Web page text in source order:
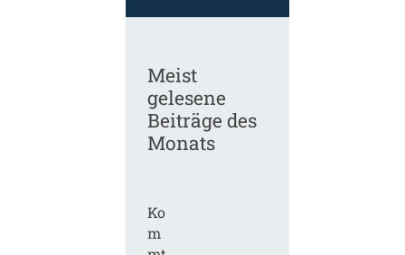
Meist
gelesene
Beiträge des
Monats
Ko
m